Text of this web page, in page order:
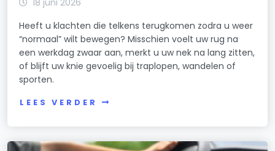
Heeft u klachten die telkens terugkomen zodra u weer
“normaal” wilt bewegen? Misschien voelt uw rug na
een werkdag zwaar aan, merkt u uw nek na lang zitten,
of blijft uw knie gevoelig bij traplopen, wandelen of
sporten.
LEES VERDER